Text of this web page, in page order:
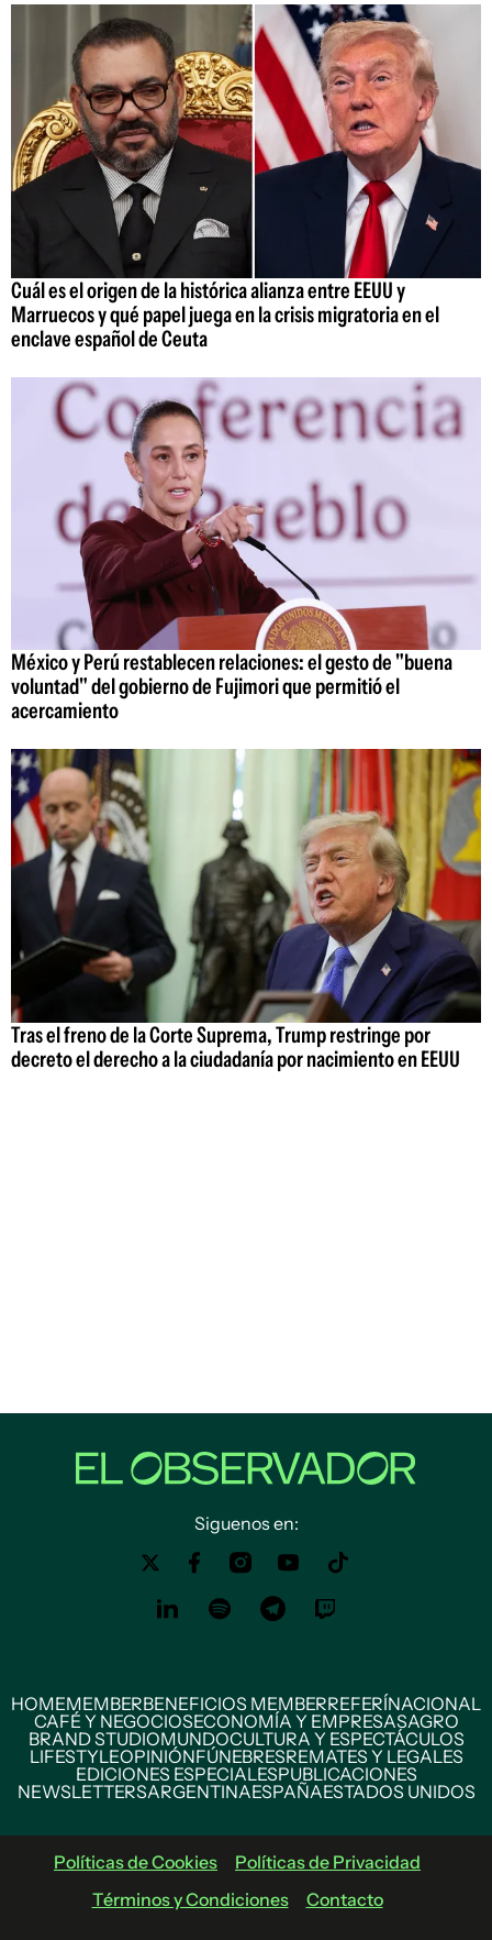
Cuál es el origen de la histórica alianza entre EEUU y
Marruecos y qué papel juega en la crisis migratoria en el
enclave español de Ceuta
México y Perú restablecen relaciones: el gesto de "buena
voluntad" del gobierno de Fujimori que permitió el
acercamiento
Tras el freno de la Corte Suprema, Trump restringe por
decreto el derecho a la ciudadanía por nacimiento en EEUU
Siguenos en:
HOMEMEMBERBENEFICIOS MEMBERREFERÍNACIONAL
CAFÉ Y NEGOCIOSECONOMÍA Y EMPRESASAGRO
BRAND STUDIOMUNDOCULTURA Y ESPECTÁCULOS
LIFESTYLEOPINIÓNFÚNEBRESREMATES Y LEGALES
EDICIONES ESPECIALESPUBLICACIONES
NEWSLETTERSARGENTINAESPAÑAESTADOS UNIDOS
Políticas de Cookies
Políticas de Privacidad
Términos y Condiciones
Contacto